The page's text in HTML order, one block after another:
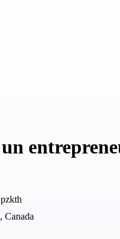
Canada